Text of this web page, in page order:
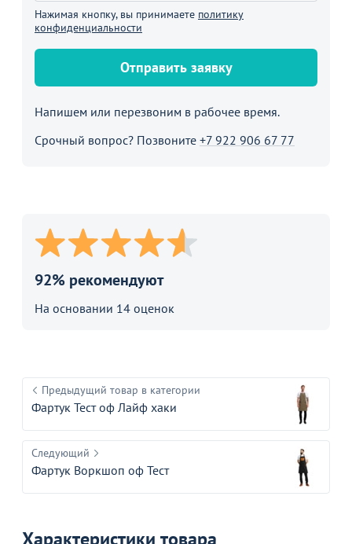
Нажимая кнопку, вы принимаете политику
конфиденциальности
Отправить заявку
Напишем или перезвоним в рабочее время.
Срочный вопрос? Позвоните +7 922 906 67 77
92% рекомендуют
На основании 14 оценок
Предыдущий товар в категории
Фартук Тест оф Лайф хаки
Следующий
Фартук Воркшоп оф Тест
Характеристики товара